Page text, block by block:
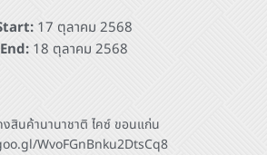
17 ตุลาคม 2568
End: 18 ตุลาคม 2568
สินค้านานาชาติ ไคซ์ ขอนแก่น
WvoFGnBnku2DtsCq8